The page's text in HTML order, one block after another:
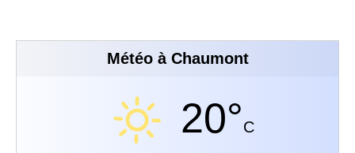
Météo à Chaumont
20°C